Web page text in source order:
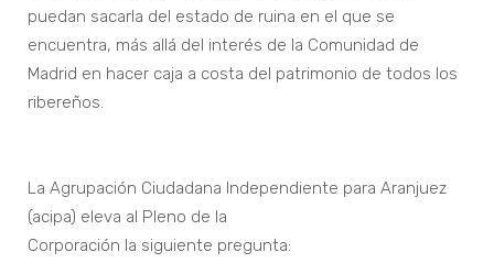
puedan sacarla del estado de ruina en el que se
encuentra, más allá del interés de la Comunidad de
Madrid en hacer caja a costa del patrimonio de todos los
ribereños.
La Agrupación Ciudadana Independiente para Aranjuez
(acipa) eleva al Pleno de la
Corporación la siguiente pregunta: